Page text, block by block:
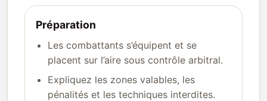
Préparation
Les combattants s’équipent et se
placent sur l’aire sous contrôle arbitral.
Expliquez les zones valables, les
pénalités et les techniques interdites.